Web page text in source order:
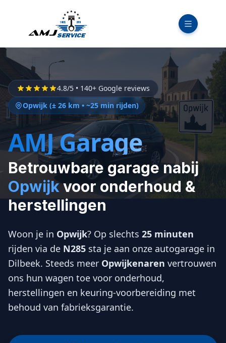
4.8/5 • 140+ Google reviews
Opwijk (± 26 km • ~25 min rijden)
AMJ Garage
Betrouwbare garage nabij
Opwijkvoor onderhoud &
herstellingen
Woon je in Opwijk? Op slechts 25 minuten
rijden via de N285 sta je aan onze autogarage in
Dilbeek. Steeds meer Opwijkenaren vertrouwen
ons hun wagen toe voor onderhoud,
herstellingen en keuring-voorbereiding met
behoud van fabrieksgarantie.